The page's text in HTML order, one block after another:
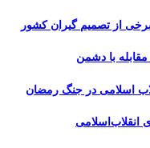
از تصمیم گیران کشور
با دشمن
اسلامی در جنگ رمضان
انقلاب‌اسلامی